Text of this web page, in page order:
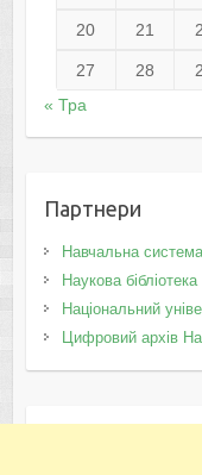
20 21
27 28
« Тра
Партнери
Навчальна
Наукова
Національний
Цифровий архів